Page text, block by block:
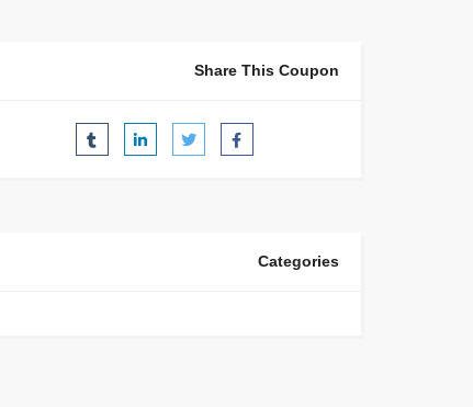
Share This Coupon
Categories